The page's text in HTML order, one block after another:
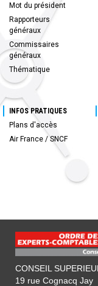
Mot du président
Rapporteurs
généraux
Commissaires
généraux
Thématique
INFOS PRATIQUES
Plans d'accès
Air France / SNCF
CONSEIL
19 rue Cognacq Jay